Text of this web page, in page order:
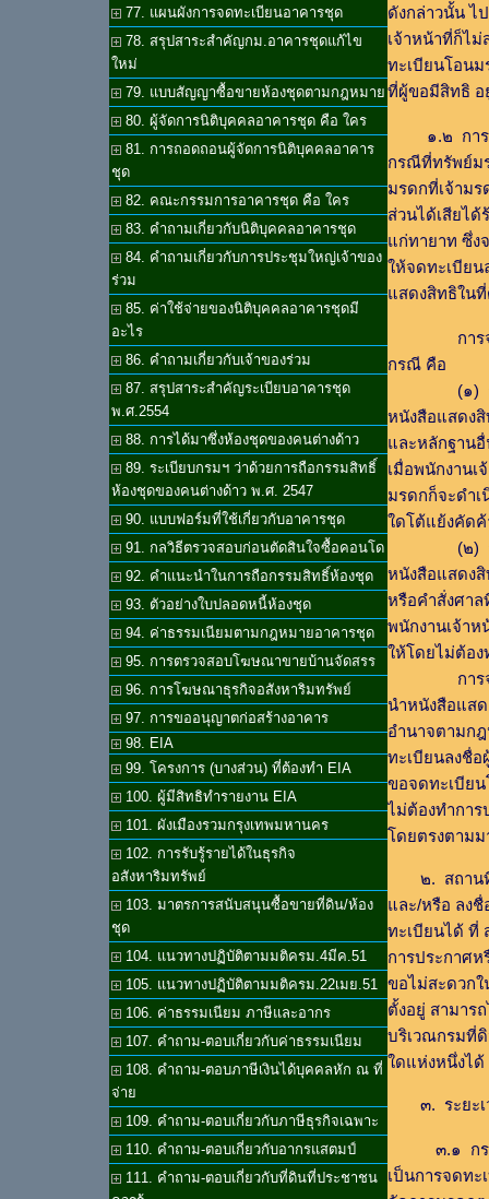
77. แผนผังการจดทะเบียนอาคารชุด
78. สรุปสาระสำคัญกม.อาคารชุดแก้ไข
ใหม่
79. แบบสัญญาซื้อขายห้องชุดตามกฎหมาย
80. ผู้จัดการนิติบุคคลอาคารชุด คือ ใคร
81. การถอดถอนผู้จัดการนิติบุคคลอาคาร
ชุด
82. คณะกรรมการอาคารชุด คือ ใคร
83. คำถามเกี่ยวกับนิติบุคคลอาคารชุด
84. คำถามเกี่ยวกับการประชุมใหญ่เจ้าของ
ร่วม
85. ค่าใช้จ่ายของนิติบุคคลอาคารชุดมี
อะไร
86. คำถามเกี่ยวกับเจ้าของร่วม
87. สรุปสาระสำคัญระเบียบอาคารชุด
พ.ศ.2554
88. การได้มาซึ่งห้องชุดของคนต่างด้าว
89. ระเบียบกรมฯ ว่าด้วยการถือกรรมสิทธิ์
ห้องชุดของคนต่างด้าว พ.ศ. 2547
90. แบบฟอร์มที่ใช้เกี่ยวกับอาคารชุด
91. กลวิธีตรวจสอบก่อนตัดสินใจซื้อคอนโด
92. คำแนะนำในการถือกรรมสิทธิ์ห้องชุด
93. ตัวอย่างใบปลอดหนี้ห้องชุด
94. ค่าธรรมเนียมตามกฎหมายอาคารชุด
95. การตรวจสอบโฆษณาขายบ้านจัดสรร
96. การโฆษณาธุรกิจอสังหาริมทรัพย์
97. การขออนุญาตก่อสร้างอาคาร
98. EIA
99. โครงการ (บางส่วน) ที่ต้องทำ EIA
100. ผู้มีสิทธิทำรายงาน EIA
101. ผังเมืองรวมกรุงเทพมหานคร
102. การรับรู้รายได้ในธุรกิจ
อสังหาริมทรัพย์
103. มาตรการสนับสนุนซื้อขายที่ดิน/ห้อง
ชุด
104. แนวทางปฏิบัติตามมติครม.4มีค.51
105. แนวทางปฏิบัติตามมติครม.22เมย.51
106. ค่าธรรมเนียม ภาษีและอากร
107. คำถาม-ตอบเกี่ยวกับค่าธรรมเนียม
108. คำถาม-ตอบภาษีเงินได้บุคคลหัก ณ ที่
จ่าย
109. คำถาม-ตอบเกี่ยวกับภาษีธุรกิจเฉพาะ
110. คำถาม-ตอบเกี่ยวกับอากรแสตมป์
111. คำถาม-ตอบเกี่ยวกับที่ดินที่ประชาชน
ดังกล่าวนั้น ไ
เจ้าหน้าที่ก็ไ
ทะเบียนโอนม
ที่ผู้ขอมีสิทธิ อ
๑.๒ การจด
กรณีที่ทรัพย์ม
มรดกที่เจ้าม
ส่วนได้เสียไ
แก่ทายาท ซึ่ง
ให้จดทะเบีย
แสดงสิทธิใน
การจดทะเ
กรณี คือ
(๑) การจด
หนังสือแสดง
และหลักฐาน
เมื่อพนักงาน
มรดกก็จะดำ
ใดโต้แย้งคัด
(๒) การจด
หนังสือแสดง
หรือคำสั่งศา
พนักงานเจ้าห
ให้โดยไม่ต้อง
การจดทะเ
นำหนังสือแส
อำนาจตามก
ทะเบียนลงชื่
ขอจดทะเบีย
ไม่ต้องทำกา
โดยตรงตาม
๒. สถาน
และ/หรือ ลง
ทะเบียนได้ ที่
การประกาศ
ขอไม่สะดวก
ตั้งอยู่ สามาร
บริเวณกรมที่
ใดแห่งหนึ่งได้
๓. ระยะ
๓.๑ กรณียื่
เป็นการจดทะ